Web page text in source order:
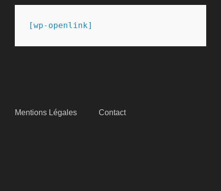
[wp-openlink]
Mentions Légales Contact